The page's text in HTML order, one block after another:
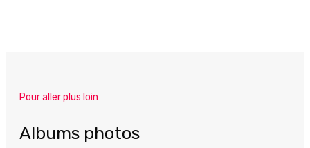
Pour aller plus loin
Albums photos